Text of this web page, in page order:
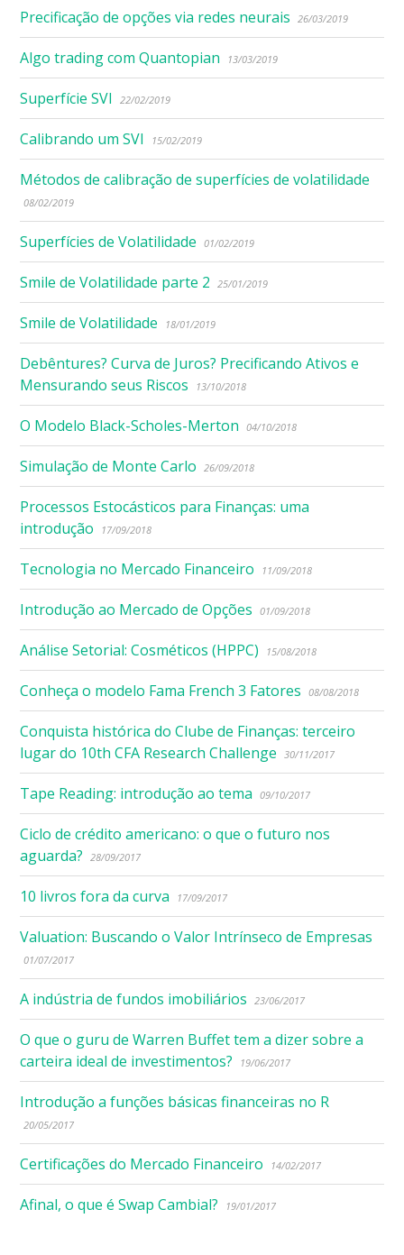
Precificação de opções via redes neurais 26/03/2019
Algo trading com Quantopian 13/03/2019
Superfície SVI 22/02/2019
Calibrando um SVI 15/02/2019
Métodos de calibração de superfícies de volatilidade
08/02/2019
Superfícies de Volatilidade 01/02/2019
Smile de Volatilidade parte 2 25/01/2019
Smile de Volatilidade 18/01/2019
Debêntures? Curva de Juros? Precificando Ativos e
Mensurando seus Riscos
13/10/2018
O Modelo Black-Scholes-Merton 04/10/2018
Simulação de Monte Carlo 26/09/2018
Processos Estocásticos para Finanças: uma
introdução
17/09/2018
Tecnologia no Mercado Financeiro 11/09/2018
Introdução ao Mercado de Opções 01/09/2018
Análise Setorial: Cosméticos (HPPC) 15/08/2018
Conheça o modelo Fama French 3 Fatores 08/08/2018
Conquista histórica do Clube de Finanças: terceiro
lugar do 10th CFA Research Challenge
30/11/2017
Tape Reading: introdução ao tema 09/10/2017
Ciclo de crédito americano: o que o futuro nos
aguarda?
28/09/2017
10 livros fora da curva 17/09/2017
Valuation: Buscando o Valor Intrínseco de Empresas
01/07/2017
A indústria de fundos imobiliários 23/06/2017
O que o guru de Warren Buffet tem a dizer sobre a
carteira ideal de investimentos?
19/06/2017
Introdução a funções básicas financeiras no R
20/05/2017
Certificações do Mercado Financeiro 14/02/2017
Afinal, o que é Swap Cambial? 19/01/2017